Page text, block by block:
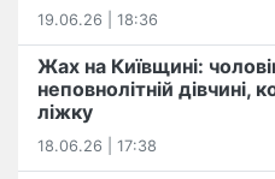
19.06.26 | 18:36
Жах на Київщині:
неповнолітній дівчині,
ліжку
18.06.26 | 17:38